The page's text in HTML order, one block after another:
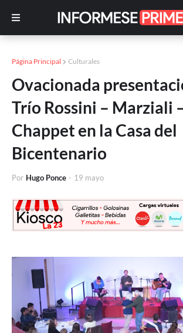
Página Principal Culturales
Ovacionada
Trío Rossini – Marziali
Chappet en la Casa del
Bicentenario
Por Hugo Ponce - 19 mayo